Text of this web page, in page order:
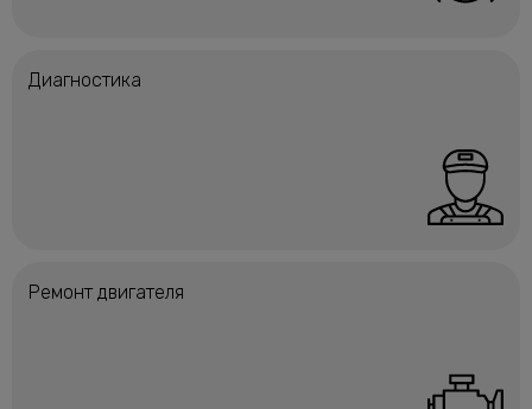
Диагностика
Ремонт двигателя